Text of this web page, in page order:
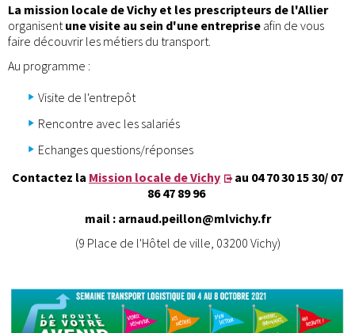
La mission locale de Vichy et les prescripteurs de l'Allier
organisent une visite au sein d'une entreprise afin de vous
faire découvrir les métiers du transport.
Au programme :
Visite de l'entrepôt
Rencontre avec les salariés
Echanges questions/réponses
Contactez la Mission locale de Vichy
au 04 70 30 15 30/ 07
86 47 89 96
mail : arnaud.peillon@mlvichy.fr
(9 Place de l'Hôtel de ville, 03200 Vichy)